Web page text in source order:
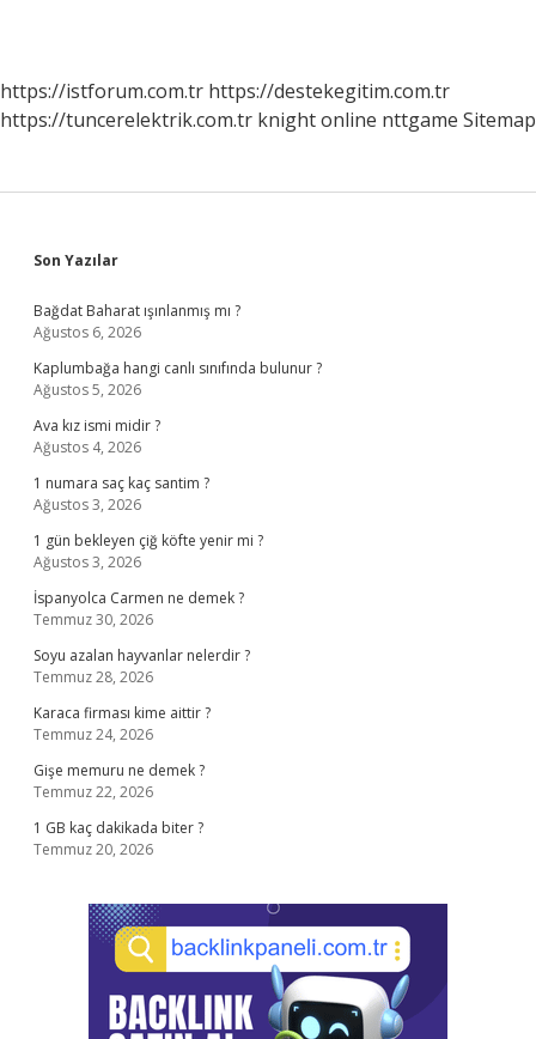
https://istforum.com.tr https://destekegitim.com.tr
https://tuncerelektrik.com.tr knight online nttgame Sitemap
Sidebar
Son Yazılar
Bağdat Baharat ışınlanmış mı ?
Ağustos 6, 2026
Kaplumbağa hangi canlı sınıfında bulunur ?
Ağustos 5, 2026
Ava kız ismi midir ?
Ağustos 4, 2026
1 numara saç kaç santim ?
Ağustos 3, 2026
1 gün bekleyen çiğ köfte yenir mi ?
Ağustos 3, 2026
İspanyolca Carmen ne demek ?
Temmuz 30, 2026
Soyu azalan hayvanlar nelerdir ?
Temmuz 28, 2026
Karaca firması kime aittir ?
Temmuz 24, 2026
Gişe memuru ne demek ?
Temmuz 22, 2026
1 GB kaç dakikada biter ?
Temmuz 20, 2026